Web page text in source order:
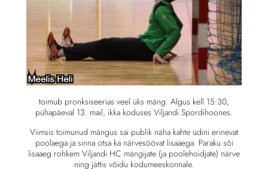
toimub pronksiseerias veel üks mäng. Algus kell 15:30,
pühapäeval 13. mail, ikka koduses Viljandi Spordihoones.
Viimsis toimunud mängus sai publik näha kahte üdini erinevat
poolaega ja sinna otsa ka närvesöövat lisaaega. Paraku sõi
lisaaeg rohkem Viljandi HC mängijate (ja poolehoidjate) närve
ning jättis võidu kodumeeskonnale.